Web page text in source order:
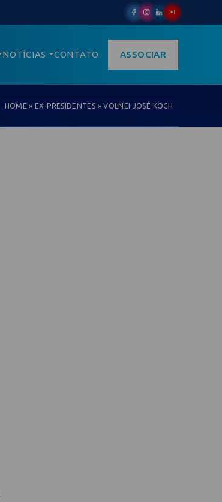
NOTÍCIAS CONTATO ASSOCIAR
HOME »EX-PRESIDENTES »VOLNEI JOSÉ KOCH